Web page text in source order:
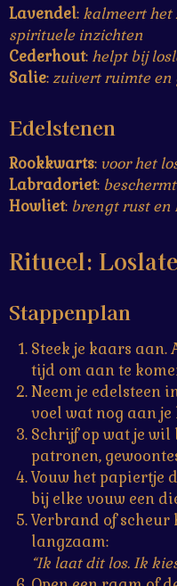
Lavendel: kalmeert het
spirituele inzichten
Cederhout: helpt bij
Salie:zuivert ruimte en
Edelstenen
Rookkwarts: voor het
Labradoriet:
Howliet: brengt rust en
Ritueel:
Stappenplan
Steek je kaars aan.
tijd om aan te
Neem je edelsteen
voel wat nog aan je
Schrijf op wat je wil
patronen,
Vouw het papiertje
bij elke vouw een
Verbrand of scheur
langzaam:
“Ik laat dit los. Ik